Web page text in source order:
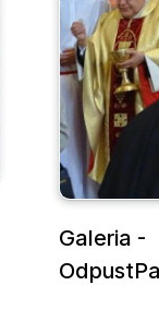
Galeria -